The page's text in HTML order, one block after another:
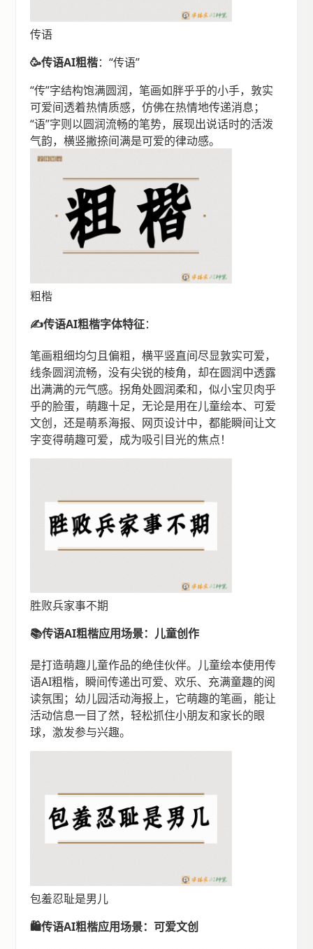
传语
🥳传语AI粗楷：“传语”
“传”字结构饱满圆润，笔画如胖乎乎的小手，敦实
可爱间透着热情质感，仿佛在热情地传递消息；
“语”字则以圆润流畅的笔势，展现出说话时的活泼
气韵，横竖撇捺间满是可爱的律动感。
粗楷
✍️传语AI粗楷字体特征：
笔画粗细均匀且偏粗，横平竖直间尽显敦实可爱，
线条圆润流畅，没有尖锐的棱角，却在圆润中透露
出满满的元气感。拐角处圆润柔和，似小宝贝肉乎
乎的脸蛋，萌趣十足，无论是用在儿童绘本、可爱
文创，还是萌系海报、网页设计中，都能瞬间让文
字变得萌趣可爱，成为吸引目光的焦点！
胜败兵家事不期
📚传语AI粗楷应用场景：儿童创作
是打造萌趣儿童作品的绝佳伙伴。儿童绘本使用传
语AI粗楷，瞬间传递出可爱、欢乐、充满童趣的阅
读氛围；幼儿园活动海报上，它萌趣的笔画，能让
活动信息一目了然，轻松抓住小朋友和家长的眼
球，激发参与兴趣。
包羞忍耻是男儿
🛍️传语AI粗楷应用场景：可爱文创